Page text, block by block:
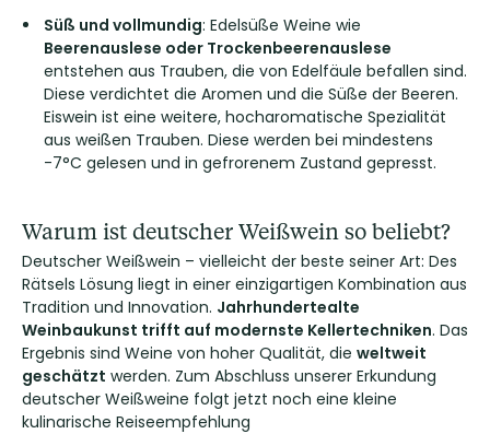
Süß und vollmundig: Edelsüße Weine wie
Beerenauslese oder Trockenbeerenauslese
entstehen aus Trauben, die von Edelfäule befallen sind.
Diese verdichtet die Aromen und die Süße der Beeren.
Eiswein ist eine weitere, hocharomatische Spezialität
aus weißen Trauben. Diese werden bei mindestens
-7°C gelesen und in gefrorenem Zustand gepresst.
Warum ist deutscher Weißwein so beliebt?
Deutscher Weißwein – vielleicht der beste seiner Art: Des
Rätsels Lösung liegt in einer einzigartigen Kombination aus
Tradition und Innovation. Jahrhundertealte
Weinbaukunst trifft auf modernste Kellertechniken. Das
Ergebnis sind Weine von hoher Qualität, die weltweit
geschätzt werden. Zum Abschluss unserer Erkundung
deutscher Weißweine folgt jetzt noch eine kleine
kulinarische Reiseempfehlung